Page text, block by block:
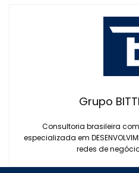
Grupo
Consultoria brasileira
especializada em
redes de